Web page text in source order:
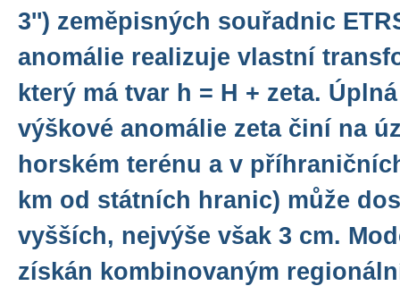
3'') zeměpisných souřadnic
anomálie realizuje vlastní
který má tvar h = H + zeta.
výškové anomálie zeta činí na
horském terénu a v
km od státních hranic) může
vyšších, nejvýše však 3 cm.
získán kombinovaným